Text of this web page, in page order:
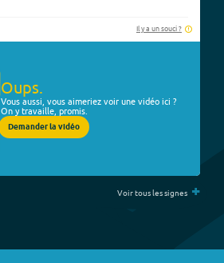
Il y a un souci ?
Oups.
Vous aussi, vous aimeriez voir une vidéo ici ?
On y travaille, promis.
Demander la vidéo
Voir tous les signes +